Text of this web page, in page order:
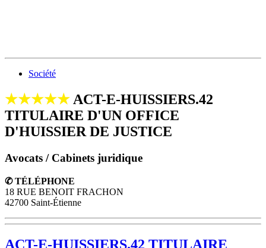
Société
★★★★★ ACT-E-HUISSIERS.42
TITULAIRE D'UN OFFICE
D'HUISSIER DE JUSTICE
Avocats / Cabinets juridique
✆ TÉLÉPHONE
18 RUE BENOIT FRACHON
42700 Saint-Étienne
ACT-E-HUISSIERS.42 TITULAIRE